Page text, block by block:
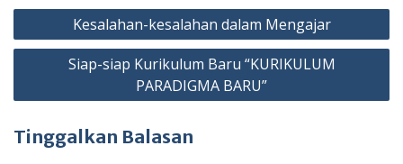
Navigasi
pos
Kesalahan-kesalahan dalam Mengajar
Siap-siap Kurikulum Baru “KURIKULUM
PARADIGMA BARU”
Tinggalkan Balasan